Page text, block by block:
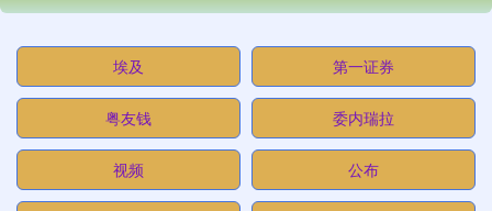
埃及 第一证券
粤友钱 委内瑞拉
视频 公布